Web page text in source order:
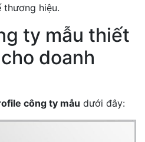
thương hiệu.
ty mẫu thiết
doanh
công ty mẫu dưới đây: